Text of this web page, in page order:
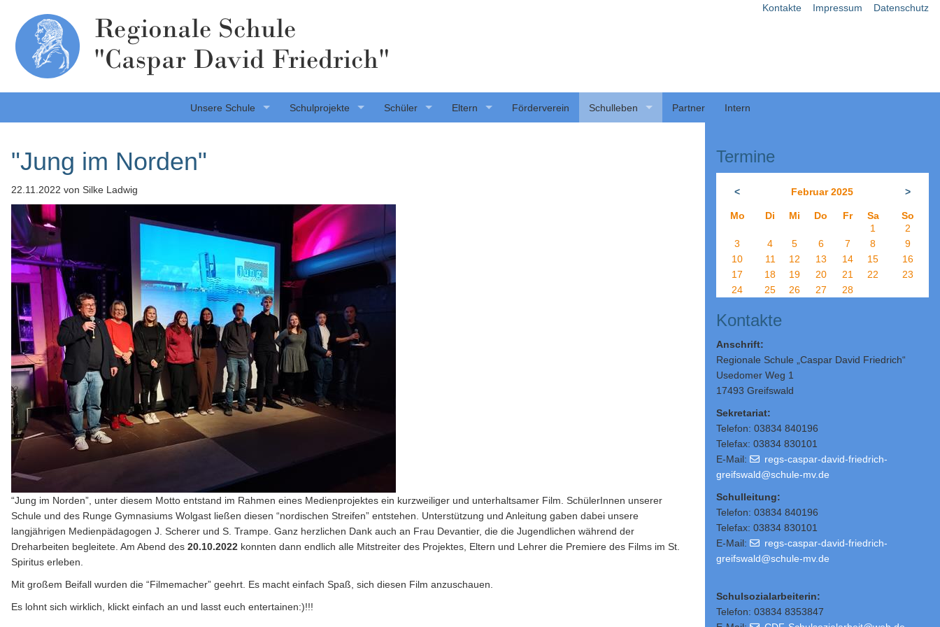
Kontakte Impressum Datenschutz
Regionale Schule
"Caspar David Friedrich"
Unsere Schule Schulprojekte Schüler Eltern Förderverein Schulleben Partner Intern
"Jung im Norden"
22.11.2022 von Silke Ladwig
“Jung im Norden”, unter diesem Motto entstand im Rahmen eines Medienprojektes ein kurzweiliger und unterhaltsamer Film. SchülerInnen unserer
Schule und des Runge Gymnasiums Wolgast ließen diesen “nordischen Streifen” entstehen. Unterstützung und Anleitung gaben dabei unsere
langjährigen Medienpädagogen J. Scherer und S. Trampe. Ganz herzlichen Dank auch an Frau Devantier, die die Jugendlichen während der
Dreharbeiten begleitete. Am Abend des 20.10.2022 konnten dann endlich alle Mitstreiter des Projektes, Eltern und Lehrer die Premiere des Films im St.
Spiritus erleben.
Mit großem Beifall wurden die “Filmemacher” geehrt. Es macht einfach Spaß, sich diesen Film anzuschauen.
Es lohnt sich wirklich, klickt einfach an und lasst euch entertainen:)!!!
Termine
< Februar 2025 >
Mo Di Mi Do Fr Sa
So
1
2
3
4 5 6 7 8
9
10
11 12 13 14 15
16
17
18 19 20 21 22
23
24
25 26 27 28
Kontakte
Anschrift:
Regionale Schule „Caspar David Friedrich“
Usedomer Weg 1
17493 Greifswald
Sekretariat:
Telefon: 03834 840196
Telefax: 03834 830101
E-Mail:
regs-caspar-david-friedrich-
greifswald@schule-mv.de
Schulleitung:
Telefon: 03834 840196
Telefax: 03834 830101
E-Mail:
regs-caspar-david-friedrich-
greifswald@schule-mv.de
Schulsozialarbeiterin:
Telefon: 03834 8353847